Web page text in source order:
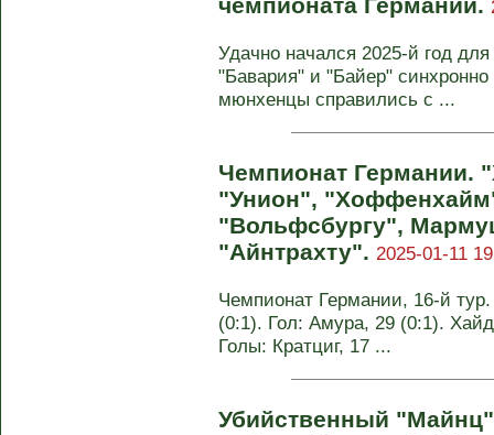
Удачно начался 2025-й год
"Бавария" и "Байер"
мюнхенцы справились с ...
Чемпионат Германии.
"Унион",
"Вольфсбургу",
"Айнтрахту". 2025-01-11
Чемпионат Германии, 16-й
(0:1). Гол: Амура, 29 (0:1).
Голы: Кратциг, 17 ...
Убийственный